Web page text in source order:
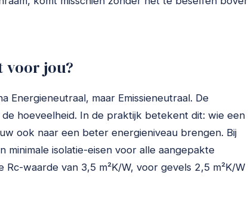
voor jou?
Energieneutraal, maar Emissieneutraal. De
hoeveelheid. In de praktijk betekent dit: wie een
ook naar een beter energieniveau brengen. Bij
isolatie-eisen voor alle aangepakte
waarde van 3,5 m²K/W, voor gevels 2,5 m²K/W